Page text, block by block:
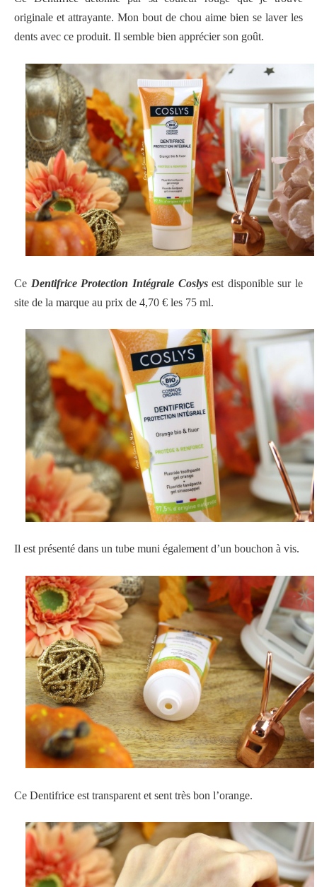
originale et attrayante. Mon bout de chou aime bien se laver les
dents avec ce produit. Il semble bien apprécier son goût.
Ce Dentifrice Protection Intégrale Coslysest disponible sur le
site de la marque au prix de 4,70 € les 75 ml.
Il est présenté dans un tube muni également d’un bouchon à vis.
Ce Dentifrice est transparent et sent très bon l’orange.